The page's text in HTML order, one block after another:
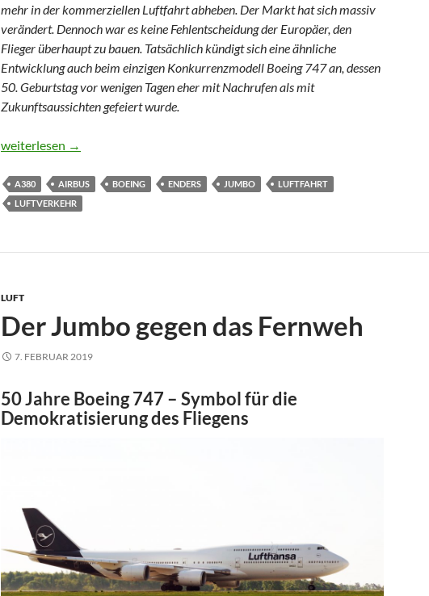
mehr in der kommerziellen Luftfahrt abheben. Der Markt hat sich massiv
verändert. Dennoch war es keine Fehlentscheidung der Europäer, den
Flieger überhaupt zu bauen. Tatsächlich kündigt sich eine ähnliche
Entwicklung auch beim einzigen Konkurrenzmodell Boeing 747 an, dessen
50. Geburtstag vor wenigen Tagen eher mit Nachrufen als mit
Zukunftsaussichten gefeiert wurde.
Meilenstein der Luftfahrtentwicklung
weiterlesen →
A380 AIRBUS BOEING ENDERS JUMBO
LUFTFAHRT
LUFTVERKEHR
LUFT
Der Jumbo gegen das Fernweh
7. FEBRUAR 2019
50 Jahre Boeing 747 – Symbol für die
Demokratisierung des Fliegens